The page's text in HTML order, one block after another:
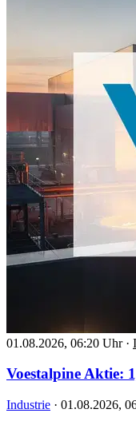
01.08.2026, 06:20 Uhr ·
Voestalpine Aktie:
Industrie · 01.08.2026,